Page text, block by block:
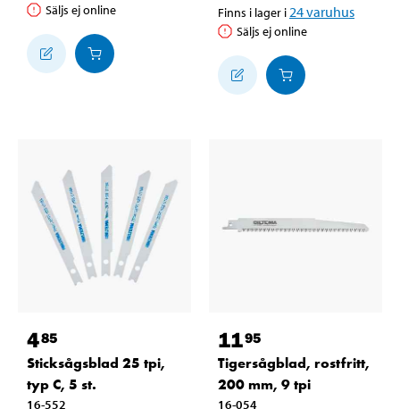
Säljs ej online
Finns i lager i 24varuhus
Säljs ej online
485
Sticksågsblad 25 tpi,
typ C, 5 st.
16-552
1195
Tigersågblad, rostfritt,
200 mm, 9 tpi
16-054